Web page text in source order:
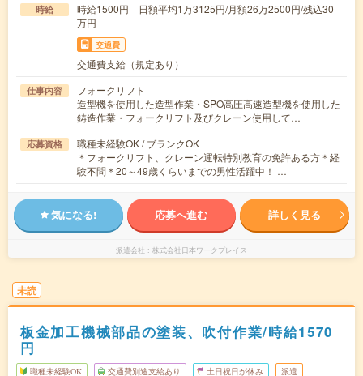
時給
時給1500円 日額平均1万3125円/月額26万2500円/残込30
万円
交通費
交通費支給（規定あり）
仕事内容
フォークリフト
造型機を使用した造型作業・SPO高圧高速造型機を使用した
鋳造作業・フォークリフト及びクレーン使用して…
応募資格
職種未経験OK / ブランクOK
＊フォークリフト、クレーン運転特別教育の免許ある方＊経
験不問＊20～49歳くらいまでの男性活躍中！ …
気になる! 応募へ進む 詳しく見る
派遣会社 株式会社日本ワークプレイス
未読
板金加工機械部品の塗装、吹付作業/時給1570
円
職種未経験OK 交通費別途支給あり 土日祝日が休み 派遣